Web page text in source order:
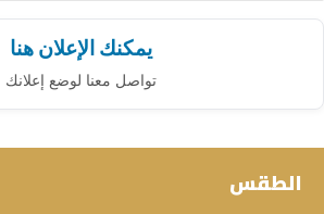
يمكنك الإعلان هنا
تواصل معنا لوضع إعلانك
الطقس